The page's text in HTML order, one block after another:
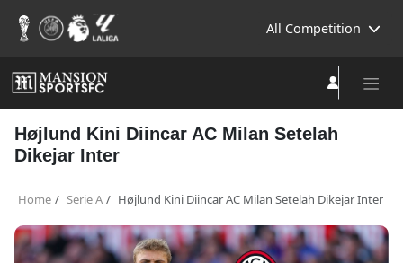
All Competition
Højlund Kini Diincar AC Milan Setelah
Dikejar Inter
Home Serie A Højlund Kini Diincar AC Milan Setelah Dikejar Inter